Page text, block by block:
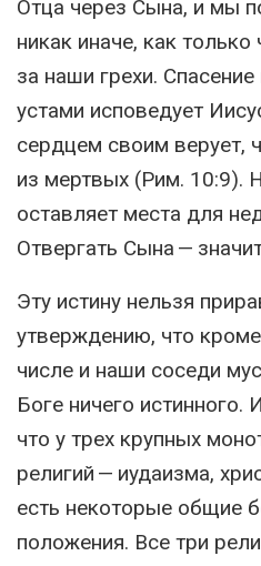
Отца через Сына, и мы
никак иначе, как
за наши грехи.
устами исповедует
сердцем своим верует,
из мертвых (Рим. 10:9).
оставляет места для
Отвергать Сына —
Эту истину нельзя
утверждению, что
числе и наши соседи
Боге ничего истинного.
что у трех крупных
религий — иудаизма,
есть некоторые общие
положения. Все три